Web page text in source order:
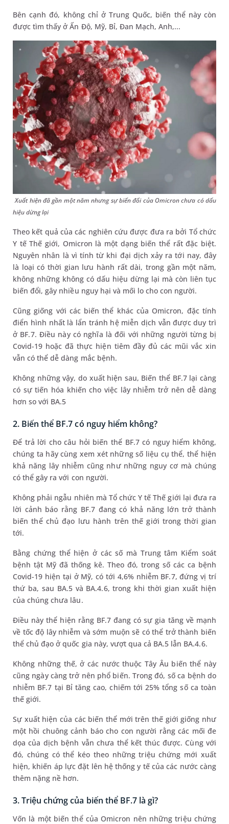
Bên cạnh đó, không chỉ ở Trung Quốc, biến thể này còn
được tìm thấy ở Ấn Độ, Mỹ, Bỉ, Đan Mạch, Anh,...
Xuất hiện đã gần một năm nhưng sự biến đổi của Omicron chưa có dấu
hiệu dừng lại
Theo kết quả của các nghiên cứu được đưa ra bởi Tổ chức
Y tế Thế giới, Omicron là một dạng biến thể rất đặc biệt.
Nguyên nhân là vì tính từ khi đại dịch xảy ra tới nay, đây
là loại có thời gian lưu hành rất dài, trong gần một năm,
không những không có dấu hiệu dừng lại mà còn liên tục
biến đổi, gây nhiều nguy hại và mối lo cho con người.
Cũng giống với các biến thể khác của Omicron, đặc tính
điển hình nhất là lẩn tránh hệ miễn dịch vẫn được duy trì
ở BF.7. Điều này có nghĩa là đối với những người từng bị
Covid-19 hoặc đã thực hiện tiêm đầy đủ các mũi vắc xin
vẫn có thể dễ dàng mắc bệnh.
Không những vậy, do xuất hiện sau, Biến thể BF.7 lại càng
có sự tiến hóa khiến cho việc lây nhiễm trở nên dễ dàng
hơn so với BA.5
2. Biến thể BF.7 có nguy hiểm không?
Để trả lời cho câu hỏi biến thể BF.7 có nguy hiểm không,
chúng ta hãy cùng xem xét những số liệu cụ thể, thể hiện
khả năng lây nhiễm cũng như những nguy cơ mà chúng
có thể gây ra với con người.
Không phải ngẫu nhiên mà Tổ chức Y tế Thế giới lại đưa ra
lời cảnh báo rằng BF.7 đang có khả năng lớn trở thành
biến thể chủ đạo lưu hành trên thế giới trong thời gian
tới.
Bằng chứng thể hiện ở các số mà Trung tâm Kiểm soát
bệnh tật Mỹ đã thống kê. Theo đó, trong số các ca bệnh
Covid-19 hiện tại ở Mỹ, có tới 4,6% nhiễm BF.7, đứng vị trí
thứ ba, sau BA.5 và BA.4.6, trong khi thời gian xuất hiện
của chúng chưa lâu.
Điều này thể hiện rằng BF.7 đang có sự gia tăng về mạnh
về tốc độ lây nhiễm và sớm muộn sẽ có thể trở thành biến
thể chủ đạo ở quốc gia này, vượt qua cả BA.5 lẫn BA.4.6.
Không những thế, ở các nước thuộc Tây Âu biến thể này
cũng ngày càng trở nên phổ biến. Trong đó, số ca bệnh do
nhiễm BF.7 tại Bỉ tăng cao, chiếm tới 25% tổng số ca toàn
thế giới.
Sự xuất hiện của các biến thể mới trên thế giới giống như
một hồi chuông cảnh báo cho con người rằng các mối đe
dọa của dịch bệnh vẫn chưa thể kết thúc được. Cùng với
đó, chúng có thể kéo theo những triệu chứng mới xuất
hiện, khiến áp lực đặt lên hệ thống y tế của các nước càng
thêm nặng nề hơn.
3. Triệu chứng của biến thể BF.7 là gì?
Vốn là một biến thể của Omicron nên những triệu chứng